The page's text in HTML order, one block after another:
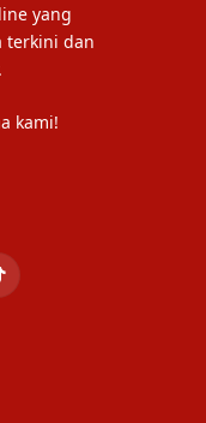
yang
terkini dan
kami!